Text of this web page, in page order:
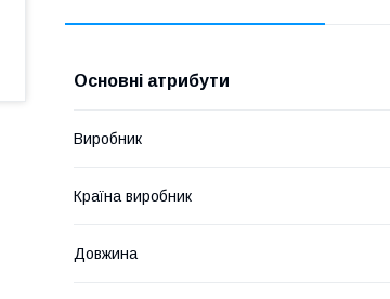
Основні атрибути
Виробник
Країна виробник
Довжина